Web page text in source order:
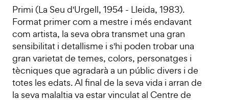
Primi (La Seu d'Urgell, 1954 - Lleida, 1983).
Format primer com a mestre i més endavant
com artista, la seva obra transmet una gran
sensibilitat i detallisme i s'hi poden trobar una
gran varietat de temes, colors, personatges i
tècniques que agradarà a un públic divers i de
totes les edats. Al final de la seva vida i arran de
la seva malaltia va estar vinculat al Centre de